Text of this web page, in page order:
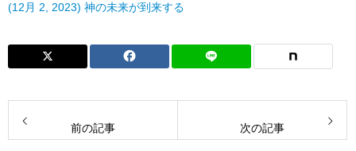
(12月 2, 2023) 神の未来が到来する
前の記事 次の記事